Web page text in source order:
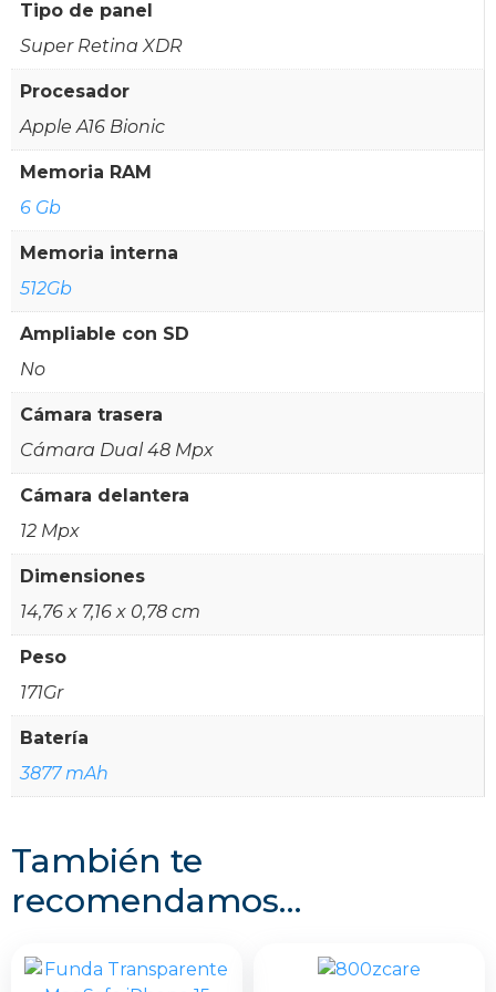
Tipo de panel
Super Retina XDR
Procesador
Apple A16 Bionic
Memoria RAM
6 Gb
Memoria interna
512Gb
Ampliable con SD
No
Cámara trasera
Cámara Dual 48 Mpx
Cámara delantera
12 Mpx
Dimensiones
14,76 x 7,16 x 0,78 cm
Peso
171Gr
Batería
3877 mAh
También te
recomendamos…